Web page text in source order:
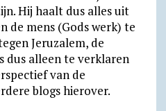
Hij haalt dus alles uit
de mens (Gods werk) te
Jeruzalem, de
dus alleen te verklaren
van de
blogs hierover.